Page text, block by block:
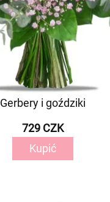
Gerbery i goździki
729 CZK
Kupić